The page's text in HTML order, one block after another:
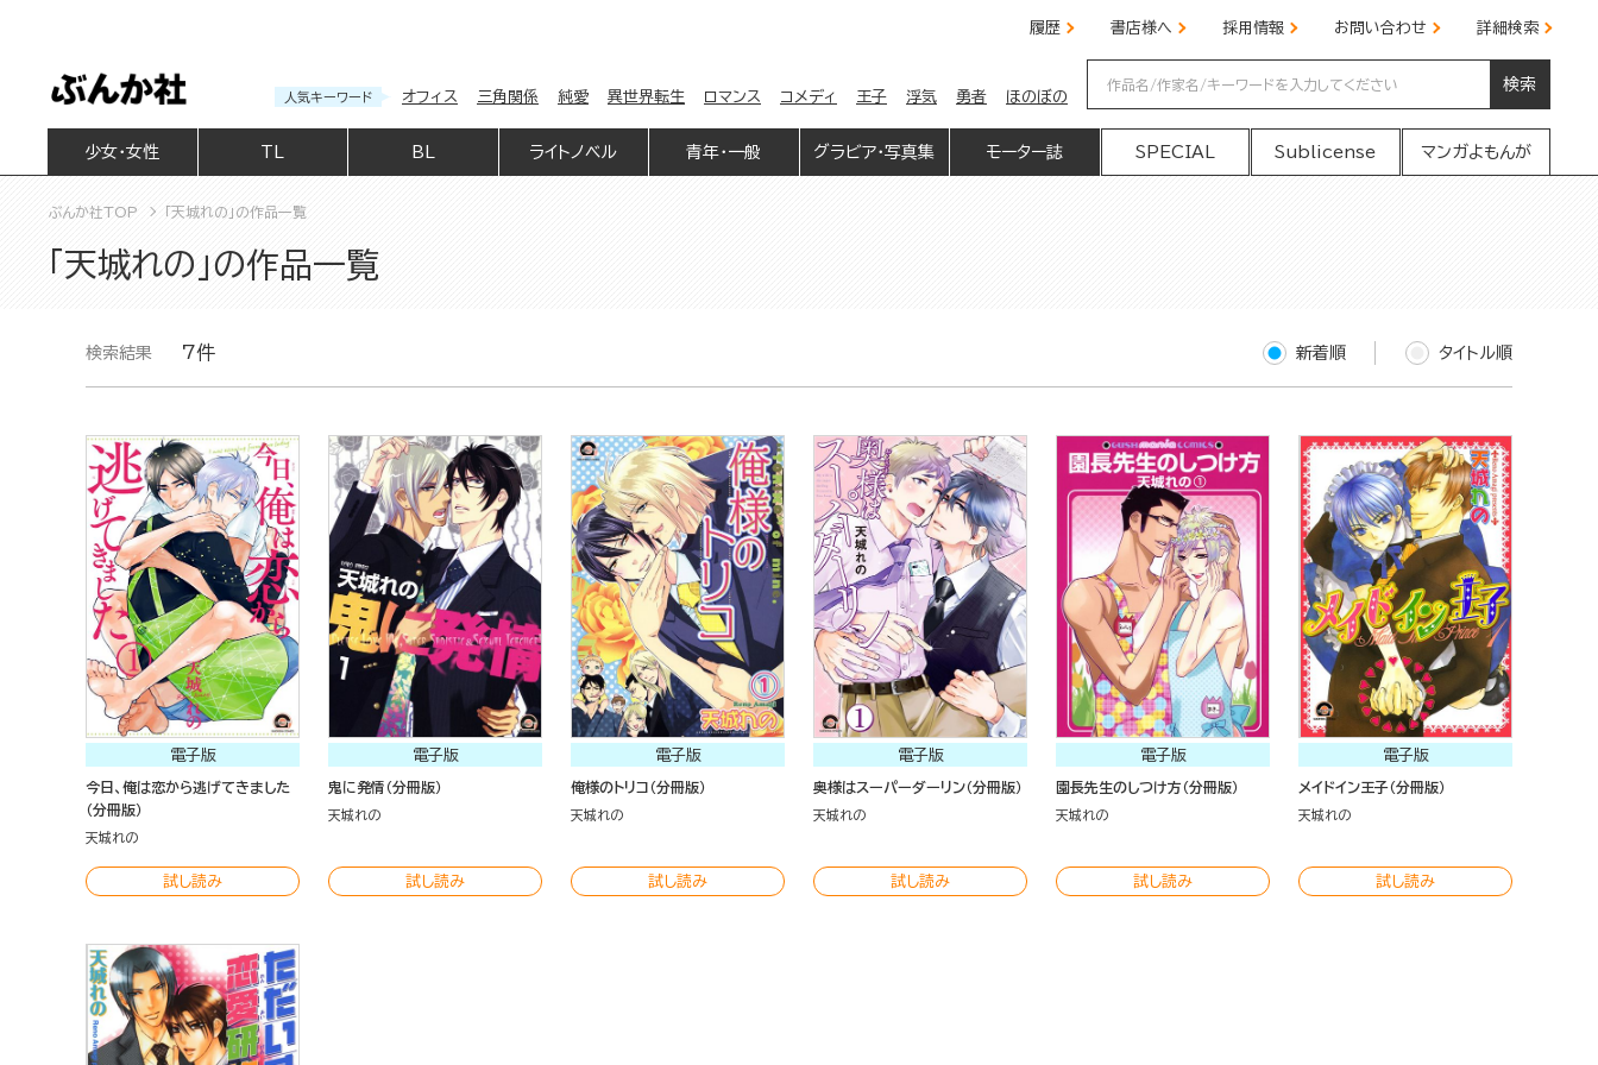
履歴 書店様へ 採用情報 お問い合わせ 詳細検索
人気キーワード オフィス 三角関係 純愛 異世界転生 ロマンス コメディ 王子 浮気 勇者 ほのぼの
検索
少女・女性 BL ライトノベル 青年・一般 グラビア・写真集 モーター誌 SPECIAL Sublicense マンガよもんが
ぶんか社TOP 「天城れの」の作品一覧
「天城れの」の作品一覧
検索結果 7件 新着順 タイトル順
電子版
今日、俺は恋から逃げてきました
（分冊版）
天城れの
試し読み
電子版
鬼に発情（分冊版）
天城れの
試し読み
電子版
俺様のトリコ（分冊版）
天城れの
試し読み
電子版
奥様はスーパーダーリン（分冊版）
天城れの
試し読み
電子版
園長先生のしつけ方（分冊版）
天城れの
試し読み
電子版
メイドイン王子（分冊版）
天城れの
試し読み